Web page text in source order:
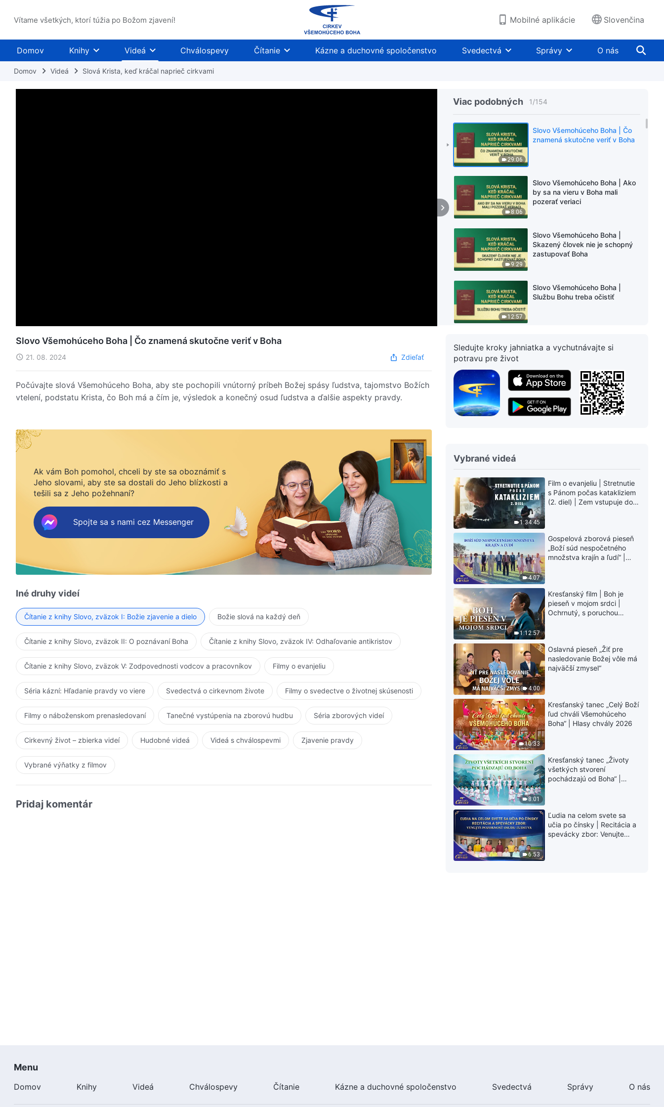
Vítame všetkých, ktorí túžia po Božom zjavení! Mobilné aplikácie Slovenčina
Domov Knihy Videá Chválospevy Čítanie Kázne a duchovné spoločenstvo Svedectvá Správy O nás
Domov Videá Slová Krista, keď kráčal naprieč cirkvami
Viac podobných 1/154
29:06
Slovo Všemohúceho Boha | Čo
znamená skutočne veriť v Boha
8:06
Slovo Všemohúceho Boha | Ako
by sa na vieru v Boha mali
pozerať veriaci
9:29
Slovo Všemohúceho Boha |
Skazený človek nie je schopný
zastupovať Boha
12:57
Slovo Všemohúceho Boha |
Službu Bohu treba očistiť
9:21
svojej viere v Boha by ste mali
Slovo Všemohúceho Boha |
Vytvorenie normálneho vzťahu s
Bohom je veľmi dôležité
17:19
Slovo Všemohúceho Boha |
Prísľuby tým, ktorí sú
zdokonaľovaní
14:55
Slovo Všemohúceho Boha | Zlí
budú určite potrestaní
19:02
Slovo Všemohúceho Boha | Ako
slúžiť v súlade s Božou vôľou
15:31
Božie Slovo | Ako poznať realitu
12:58
Slovo Všemohúceho Boha | Ako
vyzerá normálny duchovný život
23:49
Božie Slovo | Diskusia o
cirkevnom a reálnom živote
7:09
Slovo Všemohúceho Boha | Ako
Boh používa človeka
15:23
Tisícročné kráľovstvo nadišlo
Slovo Všemohúceho Boha | Čo znamená skutočne veriť v Boha
21. 08. 2024 Zdieľať
Počúvajte slová Všemohúceho Boha, aby ste pochopili vnútorný príbeh Božej spásy ľudstva, tajomstvo Božích
vtelení, podstatu Krista, čo Boh má a čím je, výsledok a konečný osud ľudstva a ďalšie aspekty pravdy.
Ak vám Boh pomohol, chceli by ste sa oboznámiť s
Jeho slovami, aby ste sa dostali do Jeho blízkosti a
tešili sa z Jeho požehnaní?
Spojte sa s nami cez Messenger
Iné druhy videí
Čítanie z knihy Slovo, zväzok I: Božie zjavenie a dielo Božie slová na každý deň
Čítanie z knihy Slovo, zväzok II: O poznávaní Boha Čítanie z knihy Slovo, zväzok IV: Odhaľovanie antikristov
Čítanie z knihy Slovo, zväzok V: Zodpovednosti vodcov a pracovníkov Filmy o evanjeliu
Séria kázní: Hľadanie pravdy vo viere Svedectvá o cirkevnom živote Filmy o svedectve o životnej skúsenosti
Filmy o náboženskom prenasledovaní Tanečné vystúpenia na zborovú hudbu Séria zborových videí
Cirkevný život – zbierka videí Hudobné videá Videá s chválospevmi Zjavenie pravdy
Vybrané výňatky z filmov
Pridaj komentár
Sledujte kroky jahniatka a vychutnávajte si
potravu pre život
Vybrané videá
1:34:45
Film o evanjeliu | Stretnutie
s Pánom počas katakliziem
(2. diel) | Zem vstupuje do
odpočítavať čas. Našli ste
spôsob, ako prežiť?
4:07
Gospelová zborová pieseň
„Boží súd nespočetného
množstva krajín a ľudí“ |
1:12:57
Kresťanský film | Boh je
pieseň v mojom srdci |
Ochrnutý, s poruchou
4:00
Oslavná pieseň „Žiť pre
nasledovanie Božej vôle má
najväčší zmysel“
10:33
Kresťanský tanec „Celý Boží
ľud chváli Všemohúceho
Boha“ | Hlasy chvály 2026
8:01
Kresťanský tanec „Životy
všetkých stvorení
pochádzajú od Boha“ |
6:53
Ľudia na celom svete sa
učia po čínsky | Recitácia a
spevácky zbor: Venujte
Menu
Domov Knihy Videá Chválospevy Čítanie Kázne a duchovné spoločenstvo Svedectvá Správy O nás